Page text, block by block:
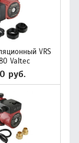
VRS
Valtec
руб.